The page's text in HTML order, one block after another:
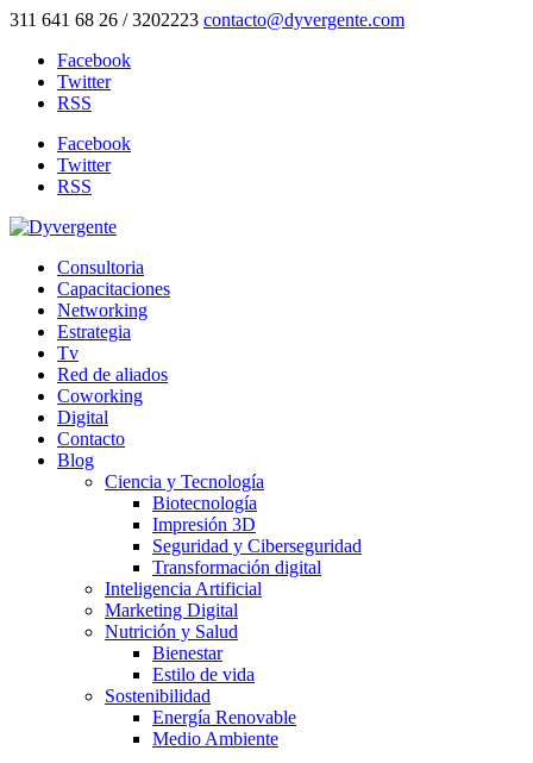
311 641 68 26 / 3202223 contacto@dyvergente.com
Facebook
Twitter
RSS
Facebook
Twitter
RSS
Consultoria
Capacitaciones
Networking
Estrategia
Tv
Red de aliados
Coworking
Digital
Contacto
Blog
Ciencia y Tecnología
Biotecnología
Impresión 3D
Seguridad y Ciberseguridad
Transformación digital
Inteligencia Artificial
Marketing Digital
Nutrición y Salud
Bienestar
Estilo de vida
Sostenibilidad
Energía Renovable
Medio Ambiente